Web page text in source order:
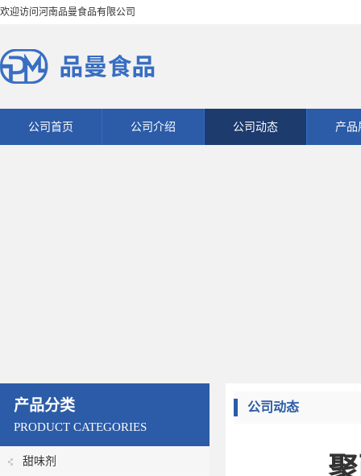
欢迎访问河南品曼食品有限公司
公司首页 公司介绍 公司动态 产品
产品分类
PRODUCT CATEGORIES
甜味剂
公司动态